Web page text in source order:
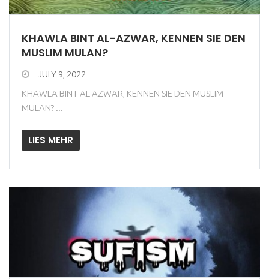
KHAWLA BINT AL-AZWAR, KENNEN SIE DEN
MUSLIM MULAN?
JULY 9, 2022
KHAWLA BINT AL-AZWAR, KENNEN SIE DEN MUSLIM
MULAN? ...
LIES MEHR